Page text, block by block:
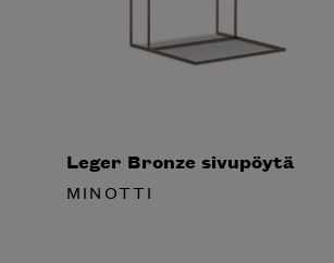
Leger Bronze sivupöytä
MINOTTI